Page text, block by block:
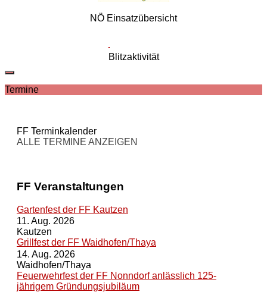
NÖ Einsatzübersicht
Blitzaktivität
Termine
FF Terminkalender
ALLE TERMINE ANZEIGEN
FF Veranstaltungen
Gartenfest der FF Kautzen
11. Aug. 2026
Kautzen
Grillfest der FF Waidhofen/Thaya
14. Aug. 2026
Waidhofen/Thaya
Feuerwehrfest der FF Nonndorf anlässlich 125-
jährigem Gründungsjubiläum